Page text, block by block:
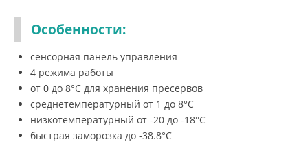
Особенности:
сенсорная панель управления
4 режима работы
от 0 до 8°С для хранения пресервов
среднетемпературный от 1 до 8°С
низкотемпературный от -20 до -18°С
быстрая заморозка до -38.8°С